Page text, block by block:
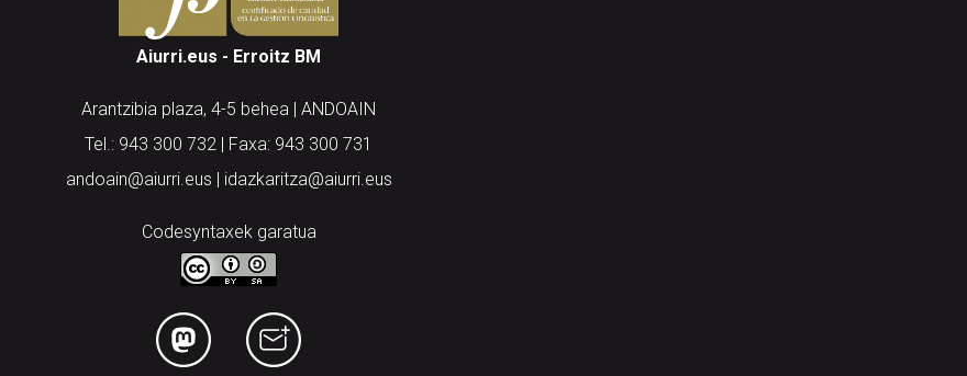
Aiurri.eus - Erroitz BM
Arantzibia plaza, 4-5 behea | ANDOAIN
Tel.: 943 300 732 | Faxa: 943 300 731
andoain@aiurri.eus | idazkaritza@aiurri.eus
Codesyntaxek garatua